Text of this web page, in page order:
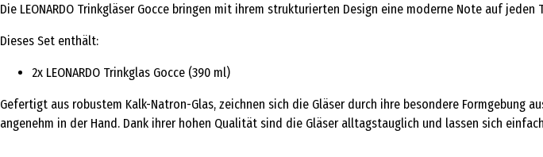
Die LEONARDO Trinkgläser Gocce bringen mit ihrem strukturierten Design eine moderne Note auf
Dieses Set enthält:
2x LEONARDO Trinkglas Gocce (390 ml)
Gefertigt aus robustem Kalk-Natron-Glas, zeichnen sich die Gläser durch ihre besondere
angenehm in der Hand. Dank ihrer hohen Qualität sind die Gläser alltagstauglich und lassen sich